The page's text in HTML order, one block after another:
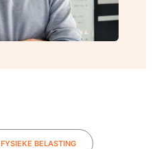
FYSIEKE BELASTING